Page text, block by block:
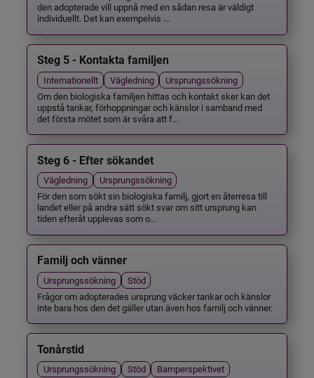
den adopterade vill uppnå med en sådan resa är väldigt
individuellt. Det kan exempelvis ...
Steg 5 - Kontakta familjen
Internationellt Vägledning
Ursprungssökning
Om den biologiska familjen hittas och kontakt sker kan det
uppstå tankar, förhoppningar och känslor i samband med
det första mötet som är svåra att f...
Steg 6 - Efter sökandet
Vägledning
Ursprungssökning
För den som sökt sin biologiska familj, gjort en återresa till
landet eller på andra sätt sökt svar om sitt ursprung kan
tiden efteråt upplevas som o...
Familj och vänner
Ursprungssökning
Stöd
Frågor om adopterades ursprung väcker tankar och känslor
inte bara hos den det gäller utan även hos familj och vänner.
Tonårstid
Ursprungssökning Stöd
Barnperspektivet